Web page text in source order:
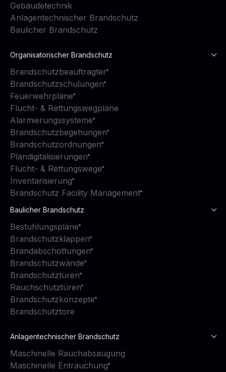
Gebäudetechnik
Anlagentechnischer Brandschutz
Baulicher Brandschutz
Organisatorischer Brandschutz
Brandschutzbeauftragter
Brandschutzschulungen
Feuerwehrpläne
Flucht- & Rettungswegpläne
Alarmierungssysteme
Brandschutzbegehungen
Brandschutzordnungen
Plandigitalisierungen
Flucht- & Rettungswege
Inventarisierung
Brandschutz Facility Management
Baulicher Brandschutz
Bestuhlungspläne
Brandschutzklappen
Brandabschottungen
Brandschutzwände
Brandschutztüren
Rauchschutztüren
Brandschutzkonzepte
Brandschutztore
Anlagentechnischer Brandschutz
Maschinelle Rauchabsaugung
Maschinelle Entrauchung